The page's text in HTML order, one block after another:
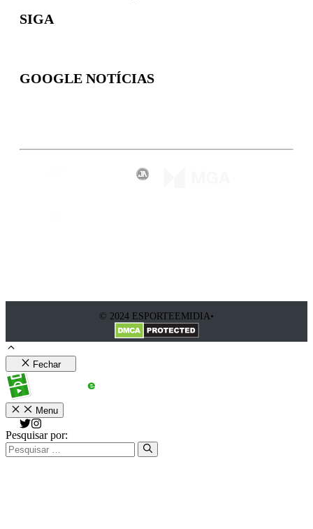
SIGA
GOOGLE NOTÍCIAS
© 2024 ESPORTEEMIDIA•
Fechar
Menu
Pesquisar por: